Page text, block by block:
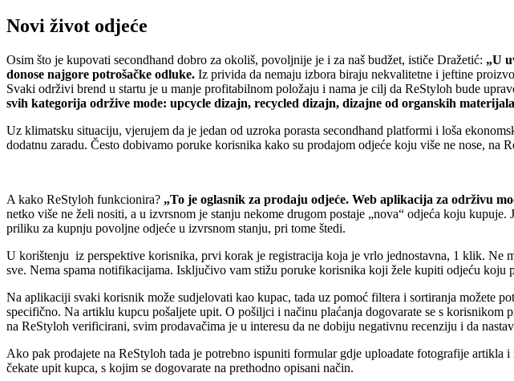
Novi život odjeće
Osim što je kupovati secondhand dobro za okoliš, povoljnije je i za naš budžet, ističe Dražetić: „U
donose najgore potrošačke odluke. Iz privida da nemaju izbora biraju nekvalitetne i jeftine
Svaki održivi brend u startu je u manje profitabilnom položaju i nama je cilj da ReStyloh bude
svih kategorija održive mode: upcycle dizajn, recycled dizajn, dizajne od organskih
Uz klimatsku situaciju, vjerujem da je jedan od uzroka porasta secondhand platformi i loša
dodatnu zaradu. Često dobivamo poruke korisnika kako su prodajom odjeće koju više ne nose, na
A kako ReStyloh funkcionira? „To je oglasnik za prodaju odjeće. Web aplikacija za održivu
netko više ne želi nositi, a u izvrsnom je stanju nekome drugom postaje „nova“ odjeća koju
priliku za kupnju povoljne odjeće u izvrsnom stanju, pri tome štedi.
U korištenju iz perspektive korisnika, prvi korak je registracija koja je vrlo jednostavna, 1 klik. Ne
sve. Nema spama notifikacijama. Isključivo vam stižu poruke korisnika koji žele kupiti odjeću koju
Na aplikaciji svaki korisnik može sudjelovati kao kupac, tada uz pomoć filtera i sortiranja možete
specifično. Na artiklu kupcu pošaljete upit. O pošiljci i načinu plaćanja dogovarate se s
na ReStyloh verificirani, svim prodavačima je u interesu da ne dobiju negativnu recenziju i da
Ako pak prodajete na ReStyloh tada je potrebno ispuniti formular gdje uploadate fotografije
čekate upit kupca, s kojim se dogovarate na prethodno opisani način.